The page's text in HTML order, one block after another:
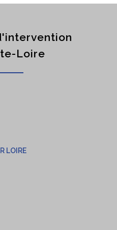
Loire
LOIRE